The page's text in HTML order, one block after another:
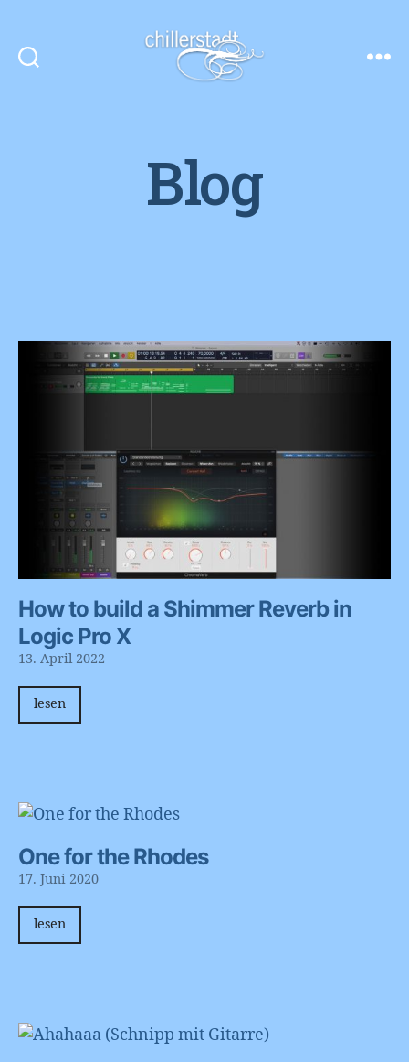
Blog
How to build a Shimmer Reverb in
Logic Pro X
13. April 2022
lesen
One for the Rhodes
17. Juni 2020
lesen